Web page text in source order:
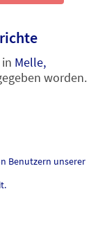
in Melle,
worden.
Benutzern unserer